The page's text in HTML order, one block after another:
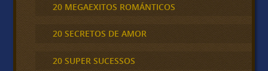
20 MEGAEXITOS ROMÁNTICOS
20 SECRETOS DE AMOR
20 SUPER SUCESSOS